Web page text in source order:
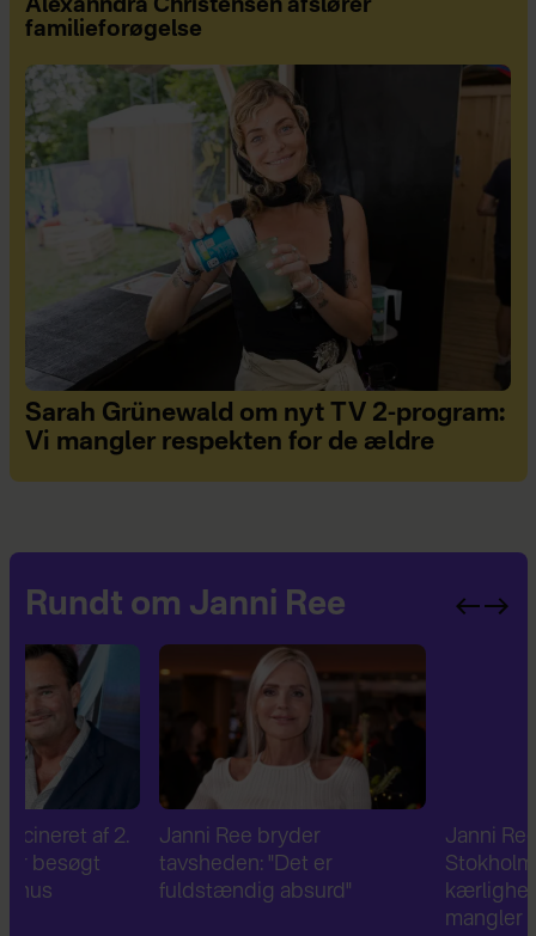
Alexanndra Christensen afslører
familieforøgelse
Sarah Grünewald om nyt TV 2-program:
Vi mangler respekten for de ældre
Rundt om Janni Ree
Janni Ree bryder
tavsheden: "Det er
fuldstændig absurd"
Janni Ree og Jeppe
Stokholm fejrer og
kærligheden – men én